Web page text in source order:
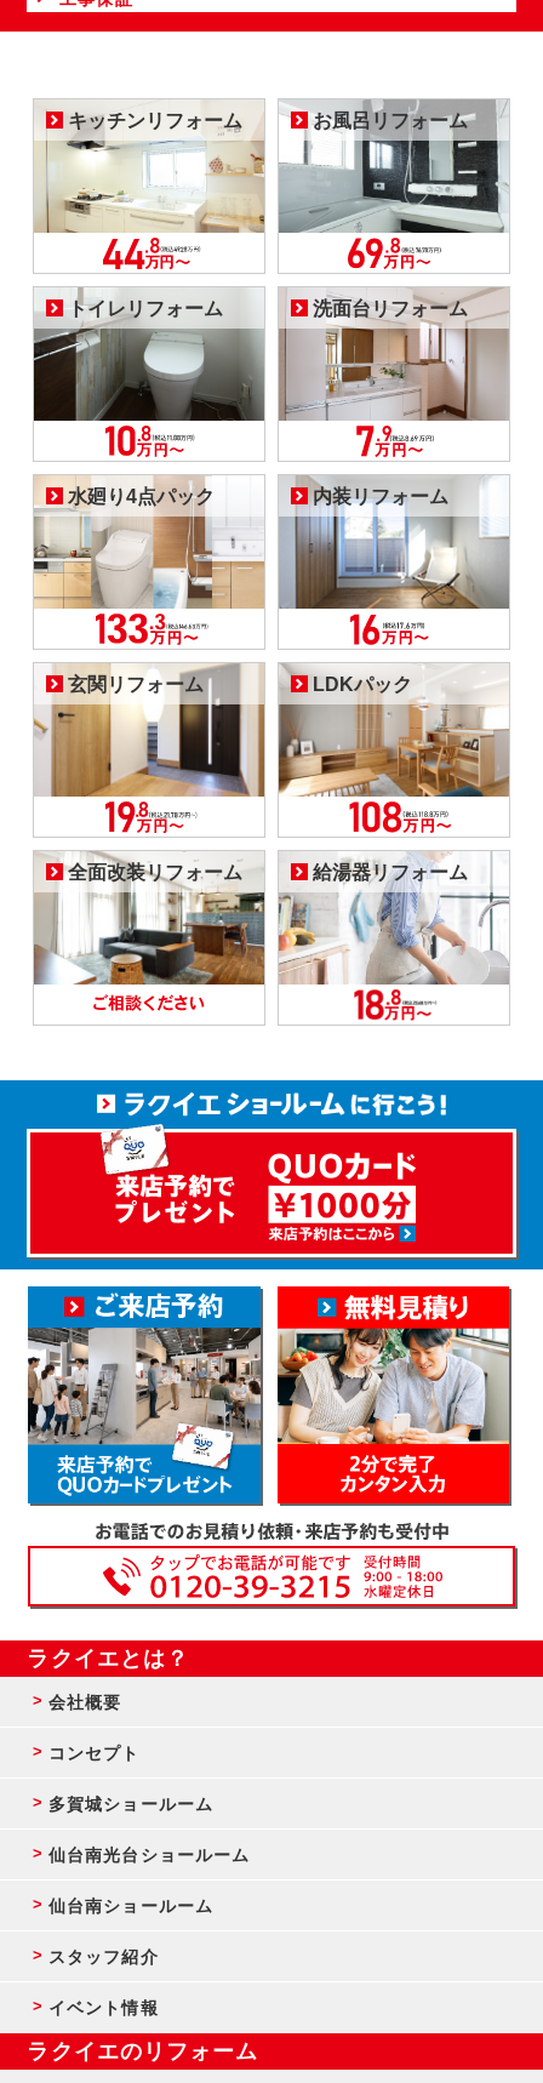
キッチンリフォーム お風呂リフォーム
トイレリフォーム 洗面台リフォーム
水廻り4点パック 内装リフォーム
玄関リフォーム LDKパック
全面改装リフォーム 給湯器リフォーム
ラクイエとは？
会社概要
コンセプト
多賀城ショールーム
仙台南光台ショールーム
仙台南ショールーム
スタッフ紹介
イベント情報
ラクイエのリフォーム